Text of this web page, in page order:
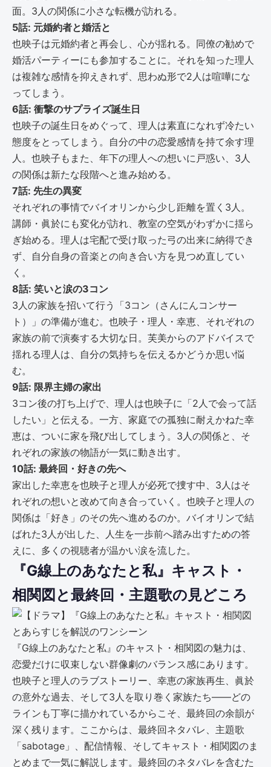
面。3人の関係に小さな転機が訪れる。
5話: 元婚約者と婚活と
也映子は元婚約者と再会し、心が揺れる。同僚の勧めで
婚活パーティーにも参加することに。それを知った理人
は複雑な感情を抑えきれず、思わぬ形で2人は喧嘩にな
ってしまう。
6話: 衝撃のサプライズ誕生日
也映子の誕生日をめぐって、理人は素直になれず冷たい
態度をとってしまう。自分の中の恋愛感情を持て余す理
人。也映子もまた、年下の理人への想いに戸惑い、3人
の関係は新たな段階へと進み始める。
7話: 先生の異変
それぞれの事情でバイオリンから少し距離を置く3人。
講師・眞於にも変化が訪れ、教室の空気がわずかに揺ら
ぎ始める。理人は宅配で受け取った弓の出来に納得でき
ず、自分自身の音楽との向き合い方を見つめ直してい
く。
8話: 笑いと涙の3コン
3人の家族を招いて行う「3コン（さんにんコンサー
ト）」の準備が進む。也映子・理人・幸恵、それぞれの
家族の前で演奏する大切な日。芙美からのアドバイスで
揺れる理人は、自分の気持ちを伝えるかどうか思い悩
む。
9話: 限界主婦の家出
3コン後の打ち上げで、理人は也映子に「2人で会って話
したい」と伝える。一方、家庭での孤独に耐えかねた幸
恵は、ついに家を飛び出してしまう。3人の関係と、そ
れぞれの家族の物語が一気に動き出す。
10話: 最終回・好きの先へ
家出した幸恵を也映子と理人が必死で捜す中、3人はそ
れぞれの想いと改めて向き合っていく。也映子と理人の
関係は「好き」のその先へ進めるのか。バイオリンで結
ばれた3人が出した、人生を一歩前へ踏み出すための答
えに、多くの視聴者が温かい涙を流した。
『G線上のあなたと私』キャスト・
相関図と最終回・主題歌の見どころ
『G線上のあなたと私』のキャスト・相関図の魅力は、
恋愛だけに収束しない群像劇のバランス感にあります。
也映子と理人のラブストーリー、幸恵の家族再生、眞於
の意外な過去、そして3人を取り巻く家族たち――どの
ラインも丁寧に描かれているからこそ、最終回の余韻が
深く残ります。ここからは、最終回ネタバレ、主題歌
「sabotage」、配信情報、そしてキャスト・相関図のま
とめまで一気に解説します。最終回のネタバレを含むた